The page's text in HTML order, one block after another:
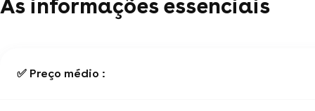
As informações essenciais
✅ Preço médio :